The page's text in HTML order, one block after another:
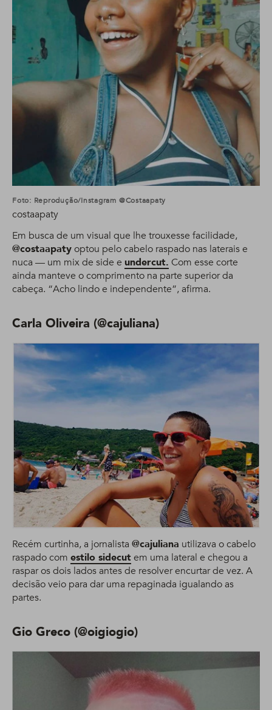
Foto: Reprodução/Instagram @costaapaty
costaapaty
Em busca de um visual que lhe trouxesse facilidade,
@costaapatyoptou pelo cabelo raspado nas laterais e
nuca — um mix de side e undercut. Com esse corte
ainda manteve o comprimento na parte superior da
cabeça. “Acho lindo e independente”, afirma.
Carla Oliveira (@cajuliana)
Recém curtinha, a jornalista @cajuliana utilizava o cabelo
raspado com estilo sidecut em uma lateral e chegou a
raspar os dois lados antes de resolver encurtar de vez. A
decisão veio para dar uma repaginada igualando as
partes.
Gio Greco (@oigiogio)